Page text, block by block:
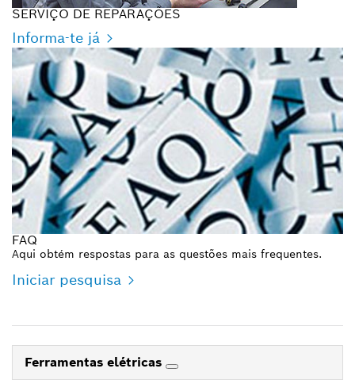
SERVIÇO DE REPARAÇÕES
Informa-te já
FAQ
Aqui obtém respostas para as questões mais frequentes.
Iniciar pesquisa
Ferramentas elétricas